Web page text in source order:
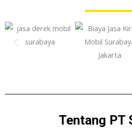
Tentang PT